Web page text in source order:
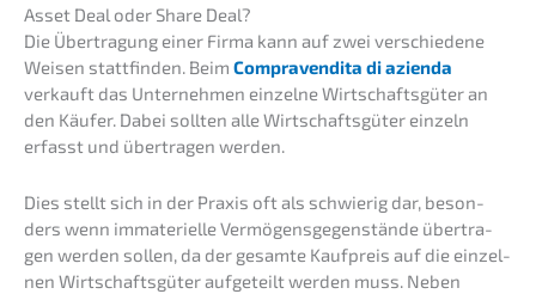
Asset Deal oder Share Deal?
Die Übertra­gung einer Firma kann auf zwei verschie­de­ne
Weisen statt­fin­den. Beim Compra­ven­dita di azien­da
verkauft das Unter­neh­men einzel­ne Wirtschafts­gü­ter an
den Käufer. Dabei sollten alle Wirtschafts­gü­ter einzeln
erfasst und übertra­gen werden.
Dies stellt sich in der Praxis oft als schwie­rig dar, beson­
ders wenn immate­ri­el­le Vermö­gens­ge­gen­stän­de übertra­
gen werden sollen, da der gesam­te Kaufpreis auf die einzel­
nen Wirtschafts­gü­ter aufge­teilt werden muss. Neben